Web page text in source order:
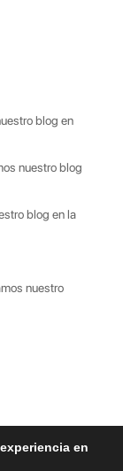
blog en
nuestro blog
blog en la
nuestro
en